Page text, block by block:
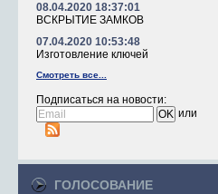
08.04.2020 18:37:01
ВСКРЫТИЕ ЗАМКОВ
07.04.2020 10:53:48
Изготовление ключей
Смотреть все...
Подписаться на новости:
или
ГОЛОСОВАНИЕ